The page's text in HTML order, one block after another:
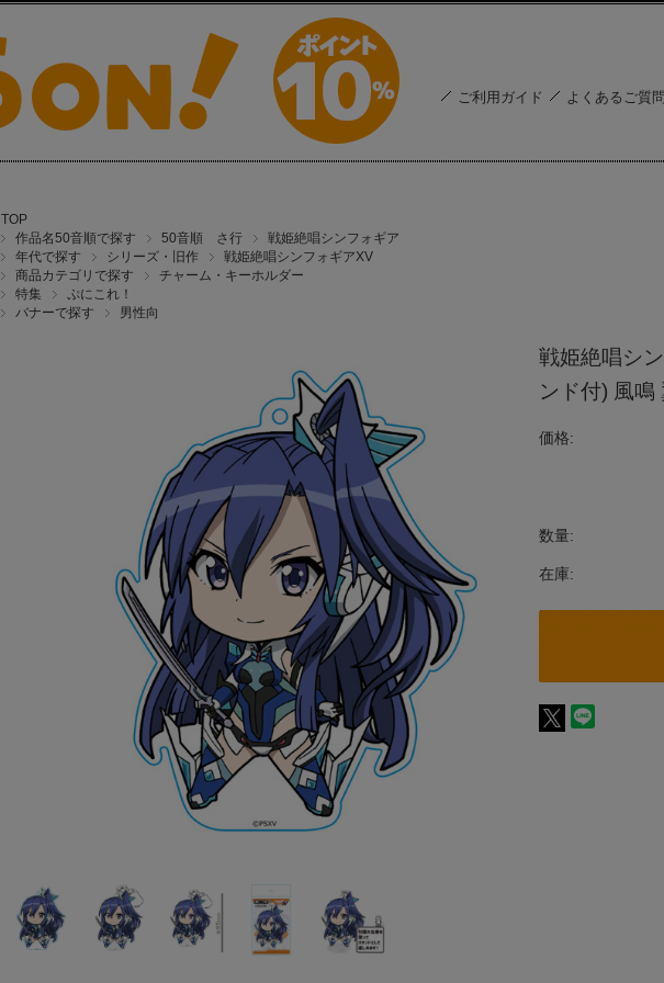
ご利用ガイド よくあるご質
TOP
作品名50音順で探す
50音順 さ行
戦姫絶唱シンフォギア
年代で探す
シリーズ・旧作
戦姫絶唱シンフォギアXV
商品カテゴリで探す
チャーム・キーホルダー
特集
ぷにこれ！
バナーで探す
男性向
戦姫絶唱シ
ンド付) 風鳴
価格:
数量:
在庫: